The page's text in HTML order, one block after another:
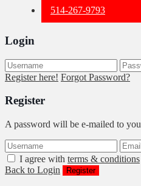
514-267-9793
Login
Register here! Forgot Password?
Register
A password will be e-mailed to you
I agree with terms & conditions
Back to Login
Register